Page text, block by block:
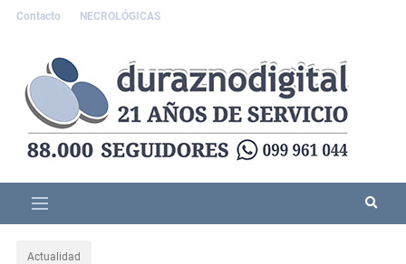
Contacto NECROLÓGICAS
Actualidad